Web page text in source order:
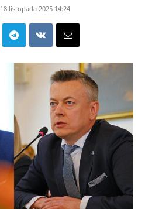
18 listopada 2025 14:24